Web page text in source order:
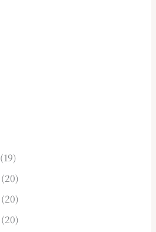
(19)
(20)
(20)
(20)